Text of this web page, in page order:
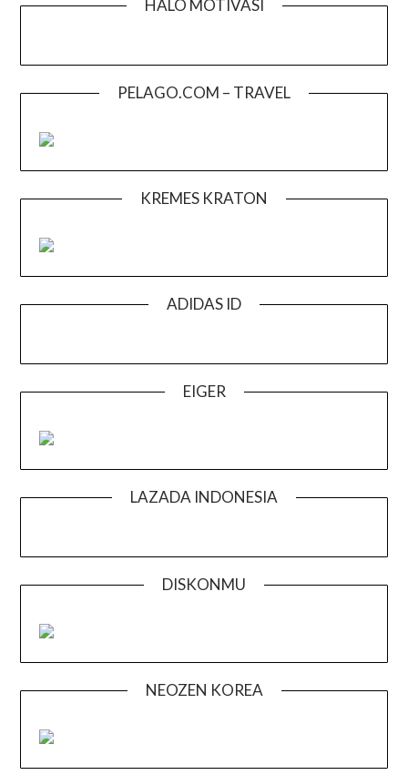
HALO MOTIVASI
PELAGO.COM – TRAVEL
KREMES KRATON
ADIDAS ID
EIGER
LAZADA INDONESIA
DISKONMU
NEOZEN KOREA